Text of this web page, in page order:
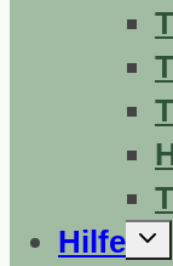
Hilfe